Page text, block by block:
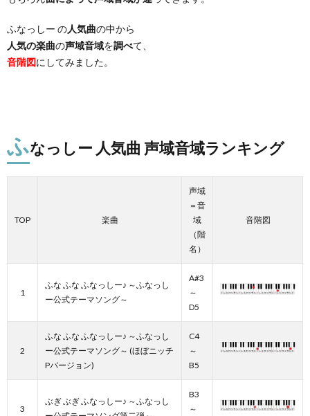
ふなっしー の人気曲の中から
人気の楽曲の声域音域を調べて、
音階図にしてみました。
ふなっしー 人気曲 声域音域ランキング
TOP 楽曲
声域
＝音
域
（階
名）
音階図
1
ふな ふな ふなっしー♪ ～ふなっし
ー公式テーマソング～
A#3
～
D5
2
ふな ふな ふなっしー♪ ～ふなっし
ー公式テーマソング～ (ほぼニッチ
Pバージョン)
C4
～
B5
3
ぶぎ ぶぎ ふなっしー♪ ～ふなっし
B3
～